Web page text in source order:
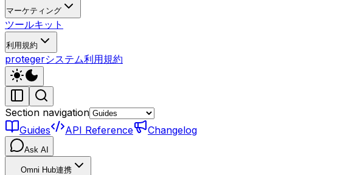
マーケティング
ツールキット
利用規約
protegerシステム利用規約
Section navigation
Guides
API Reference Changelog
Ask AI
Omni Hub連携